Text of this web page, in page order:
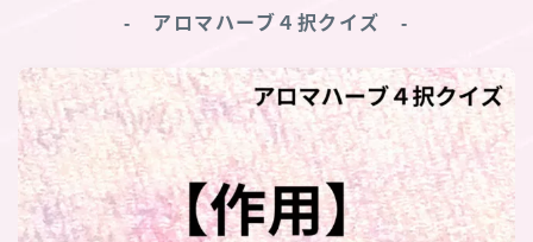
‐ アロマハーブ４択クイズ ‐